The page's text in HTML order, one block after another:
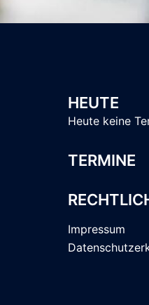
HEUTE
Heute keine
TERMINE
Impressum